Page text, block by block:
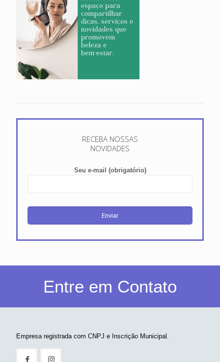
RECEBA NOSSAS
NOVIDADES
Seu e-mail (obrigatório)
Entre em Contato
Empresa registrada com CNPJ e Inscrição Municipal.